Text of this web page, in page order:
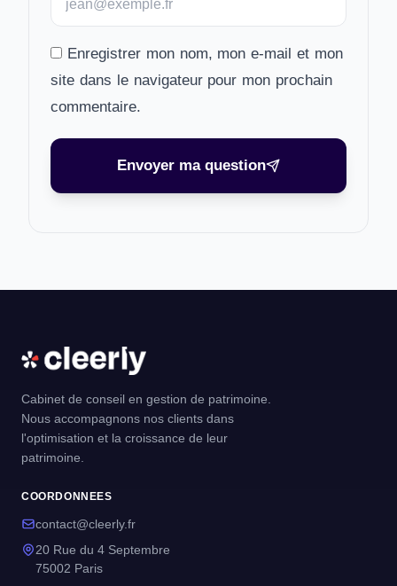
Enregistrer mon nom, mon e-mail et mon
site dans le navigateur pour mon prochain
commentaire.
Envoyer ma question
Cabinet de conseil en gestion de patrimoine.
Nous accompagnons nos clients dans
l'optimisation et la croissance de leur
patrimoine.
COORDONNEES
contact@cleerly.fr
20 Rue du 4 Septembre
75002 Paris